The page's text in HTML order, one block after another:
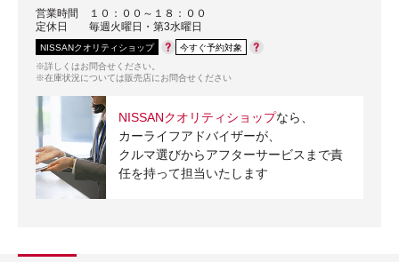
営業時間
１０：００～１８：００
定休日
毎週火曜日・第3水曜日
NISSANクオリティショップ
今すぐ予約対象
※詳しくはお問合せください。
※在庫状況については販売店にお問合せください
NISSANクオリティショップなら、
カーライフアドバイザーが、
クルマ選びからアフターサービスまで責
任を持って担当いたします